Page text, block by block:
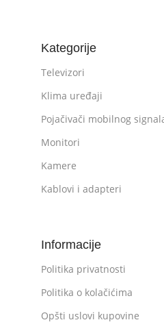
Kategorije
Televizori
Klima uređaji
Pojačivači mobilnog
Monitori
Kamere
Kablovi i adapteri
Informacije
Politika privatnosti
Politika o kolačićima
Opšti uslovi kupovine